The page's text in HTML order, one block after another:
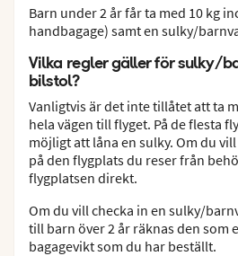
Barn under 2 år får ta med 10 kg
handbagage) samt en sulky/
Vilka regler gäller för sulky/
bilstol?
Vanligtvis är det inte tillåtet att ta
hela vägen till flyget. På de flesta
möjligt att låna en sulky. Om du
på den flygplats du reser från
flygplatsen direkt.
Om du vill checka in en sulky/
till barn över 2 år räknas den som
bagagevikt som du har beställt.